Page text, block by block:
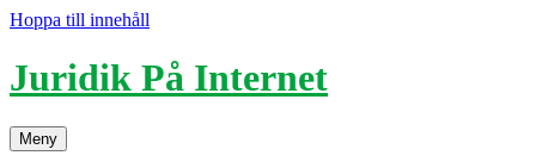
Hoppa till innehåll
Juridik På Internet
Meny